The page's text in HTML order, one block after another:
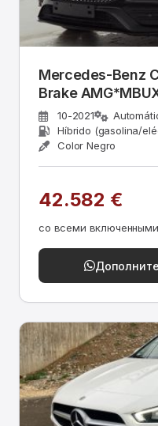
Mercedes-Benz
Brake
10-2021
Híbrido (gasolina/
Color Negro
42.582 €
со всеми включенными